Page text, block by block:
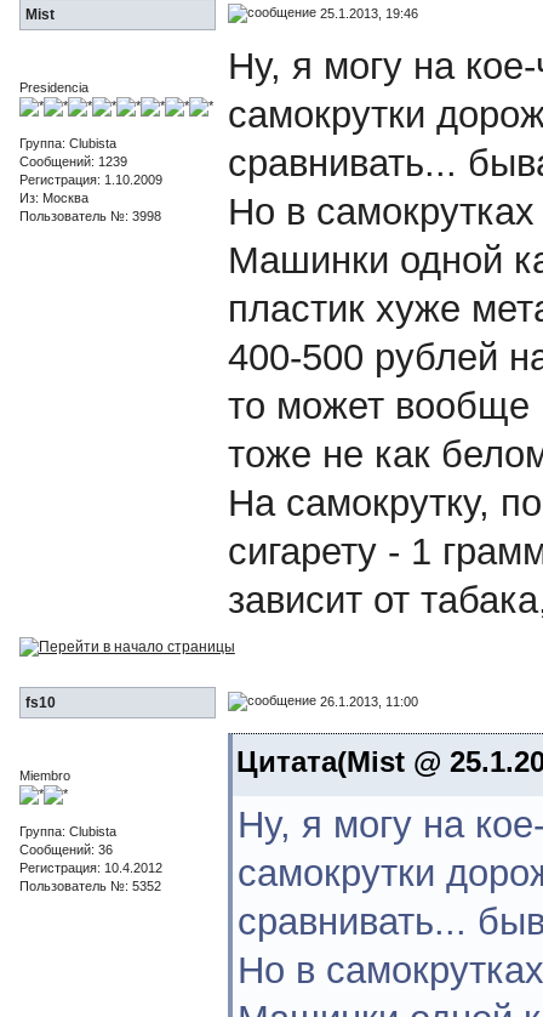
Mist 25.1.2013, 19:46
Presidencia
Группа: Clubista
Сообщений: 1239
Регистрация: 1.10.2009
Из: Москва
Пользователь №: 3998
Ну, я могу на
самокрутки
сравнивать...
Но в
Машинки одной
пластик хуже
400-500 рублей
то может вообще
тоже не как
На самокрутку,
сигарету - 1
зависит от
fs10 26.1.2013, 11:00
Miembro
Группа: Clubista
Сообщений: 36
Регистрация: 10.4.2012
Пользователь №: 5352
Цитата(Mist @
Ну, я могу на
самокрутки
сравнивать...
Но в